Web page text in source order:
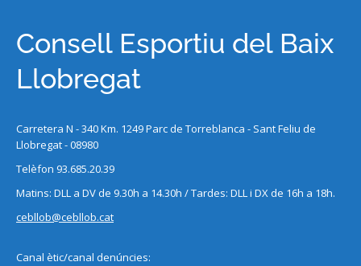
Consell Esportiu del Baix
Llobregat
Carretera N - 340 Km. 1249 Parc de Torreblanca - Sant Feliu de
Llobregat - 08980
Telèfon 93.685.20.39
Matins: DLL a DV de 9.30h a 14.30h / Tardes: DLL i DX de 16h a 18h.
cebllob@cebllob.cat
Canal ètic/canal denúncies: